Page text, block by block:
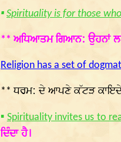
▪ Spirituality is for those
** ਅਧਿਆਤਮ ਗਿਆਨ: ਉਹਨਾਂ
Religion has a set of
** ਧਰਮ: ਦੇ ਆਪਣੇ ਕੱਟੜ ਕਾਇਦੇ
▪ Spirituality invites us to
ਦਿੰਦਾ ਹੈ।